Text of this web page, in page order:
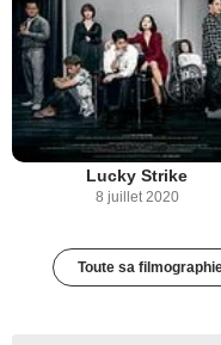
Lucky Strike
8 juillet 2020
Toute sa